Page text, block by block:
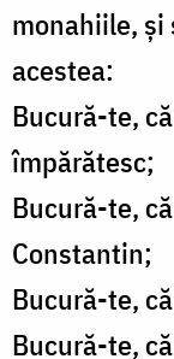
monahiile, şi
acestea:
Bucură-te,
împărătesc;
Bucură-te,
Constantin;
Bucură-te,
Bucură-te,